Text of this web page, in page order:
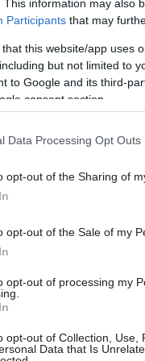
This information may also
Participants that may
that this website/app uses
but not limited to
to Google and its third-
consent section.
Data Processing Opt Outs
opt-out of the Sharing of
opt-out of the Sale of my
opt-out of processing my
opt-out of Collection, Use,
Data that Is